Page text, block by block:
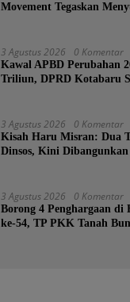
Movement Tegaskan
3 Agustus 2026 0 Komentar
Kawal APBD Perubahan
Triliun, DPRD Kotabaru
3 Agustus 2026 0 Komentar
Kisah Haru Misran: Dua
Dinsos, Kini
3 Agustus 2026 0 Komentar
Borong 4 Penghargaan
ke-54, TP PKK Tanah